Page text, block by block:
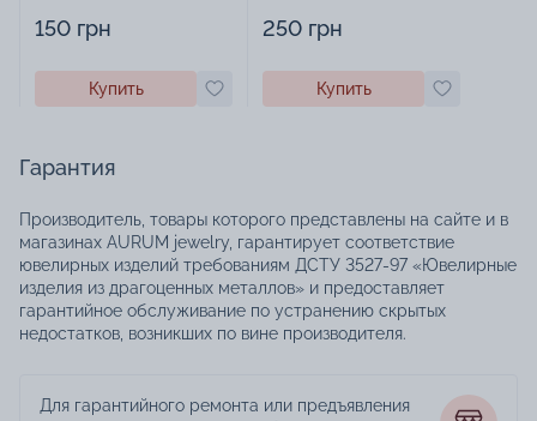
150 грн
Купить
250 грн
Купить
Гарантия
Производитель, товары которого представлены на сайте и в
магазинах AURUM jewelry, гарантирует соответствие
ювелирных изделий требованиям ДСТУ 3527-97 «Ювелирные
изделия из драгоценных металлов» и предоставляет
гарантийное обслуживание по устранению скрытых
недостатков, возникших по вине производителя.
Для гарантийного ремонта или предъявления